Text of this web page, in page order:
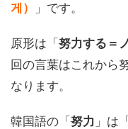
게）
」です。
原形は「努力する＝
回の言葉はこれから
なります。
韓国語の「努力 」は「